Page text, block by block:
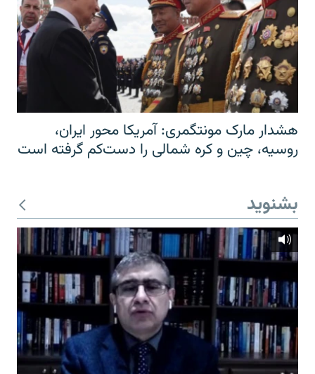
هشدار مارک مونتگمری: آمریکا محور ایران،
روسیه، چین و کره شمالی را دست‌کم گرفته است
بشنوید